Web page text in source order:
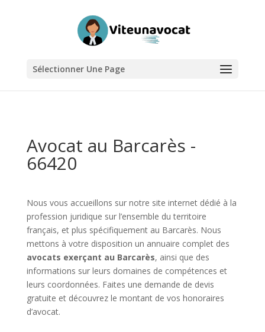
Sélectionner Une Page
Avocat au Barcarès -
66420
Nous vous accueillons sur notre site internet dédié à la
profession juridique sur l’ensemble du territoire
français, et plus spécifiquement au Barcarès. Nous
mettons à votre disposition un annuaire complet des
avocats exerçant au Barcarès, ainsi que des
informations sur leurs domaines de compétences et
leurs coordonnées. Faites une demande de devis
gratuite et découvrez le montant de vos honoraires
d’avocat.